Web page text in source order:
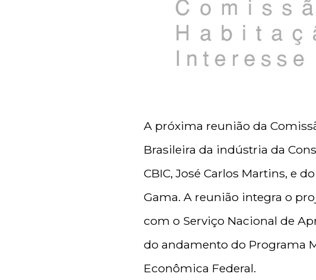
A próxima reunião da
Brasileira da indústria da
CBIC, José Carlos Martins, e
Gama. A reunião integra o
com o Serviço Nacional de
do andamento do Programa
Econômica Federal.